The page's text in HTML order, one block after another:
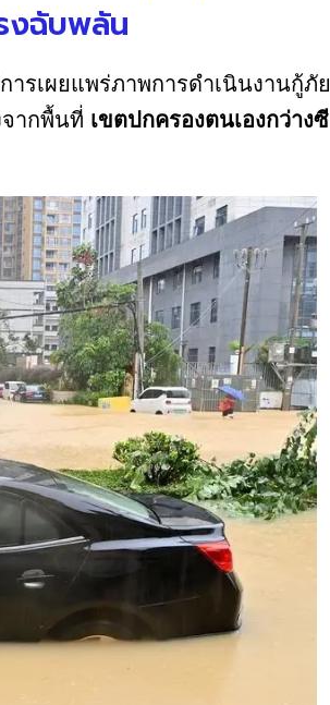
งฉับพลัน
รเผยแพร่ภาพการดำเนินงานกู้ภัย
จากพื้นที่ เขตปกครองตนเองกว่างซี